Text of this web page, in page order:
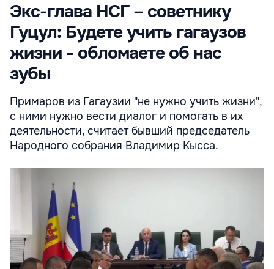
Экс-глава НСГ – советнику
Гуцул: Будете учить гагаузов
жизни - обломаете об нас
зубы
Примаров из Гагаузии "не нужно учить жизни",
с ними нужно вести диалог и помогать в их
деятельности, считает бывший председатель
Народного собрания Владимир Кысса.